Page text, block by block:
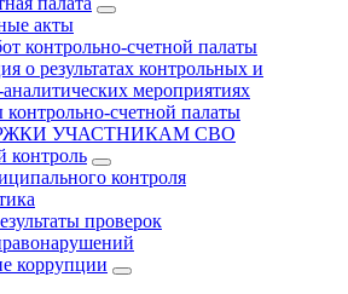
акты
контрольно-счетной палаты
о результатах контрольных и
мероприятиях
контрольно-счетной палаты
УЧАСТНИКАМ СВО
контроля
проверок
коррупции